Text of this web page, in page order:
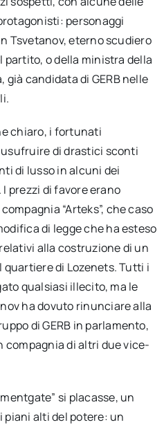
personaggi
Tsvetanov, eterno scudiero
partito, o della ministra della
già candidata di GERB nelle
chiaro, i fortunati
di drastici sconti
di lusso in alcuni dei
prezzi di favore erano
“Arteks”, che caso
di legge che ha esteso
alla costruzione di un
di Lozenets. Tutti i
qualsiasi illecito, ma le
ha dovuto rinunciare alla
di GERB in parlamento,
compagnia di altri due vice-
si placasse, un
piani alti del potere: un